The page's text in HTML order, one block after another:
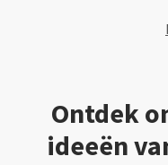
Ontdek
ideeën